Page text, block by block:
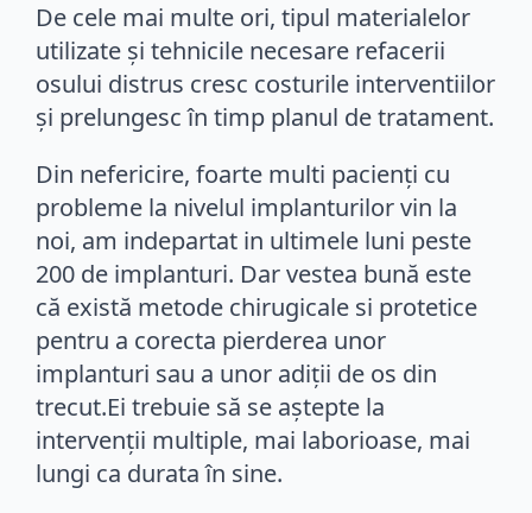
De cele mai multe ori, tipul materialelor
utilizate și tehnicile necesare refacerii
osului distrus cresc costurile interventiilor
și prelungesc în timp planul de tratament.
Din nefericire, foarte multi pacienți cu
probleme la nivelul implanturilor vin la
noi, am indepartat in ultimele luni peste
200 de implanturi. Dar vestea bună este
că există metode chirugicale si protetice
pentru a corecta pierderea unor
implanturi sau a unor adiții de os din
trecut.Ei trebuie să se aștepte la
intervenții multiple, mai laborioase, mai
lungi ca durata în sine.